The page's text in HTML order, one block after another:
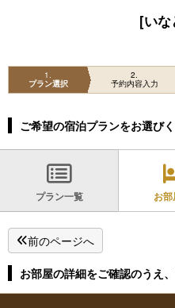
[いな
1
プラン選択
2
予約内容入力
ご希望の宿泊プランをお選びく
プラン一覧 お
前のページへ
お部屋の詳細をご確認のうえ